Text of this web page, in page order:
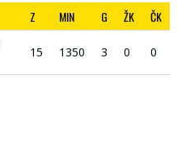
Z MIN G ŽK ČK
15 1350 3 0 0